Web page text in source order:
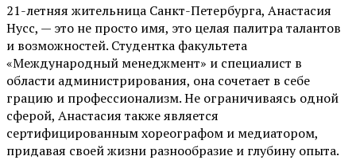
21-летняя жительница Санкт-Петербурга, Анастасия
Нусс, — это не просто имя, это целая палитра талантов
и возможностей. Студентка факультета
«Международный менеджмент» и специалист в
области администрирования, она сочетает в себе
грацию и профессионализм. Не ограничиваясь одной
сферой, Анастасия также является
сертифицированным хореографом и медиатором,
придавая своей жизни разнообразие и глубину опыта.